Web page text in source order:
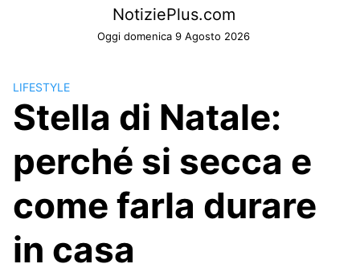
NotiziePlus.com
Oggi domenica 9 Agosto 2026
LIFESTYLE
Stella di Natale:
perché si secca e
come farla durare
in casa